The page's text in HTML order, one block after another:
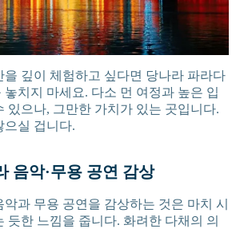
을 깊이 체험하고 싶다면 당나라 파라다
놓치지 마세요. 다소 먼 여정과 높은 입
있으나, 그만한 가치가 있는 곳입니다.
으실 겁니다.
음악·무용 공연 감상
과 무용 공연을 감상하는 것은 마치 시
듯한 느낌을 줍니다. 화려한 다채의 의